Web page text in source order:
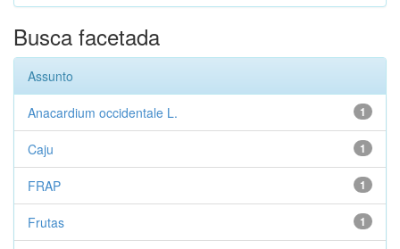
Busca facetada
Assunto
1
Anacardium occidentale L.
1
Caju
1
FRAP
1
Frutas